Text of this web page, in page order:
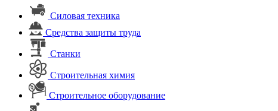
Силовая техника
Средства защиты труда
Станки
Строительная химия
Строительное оборудование